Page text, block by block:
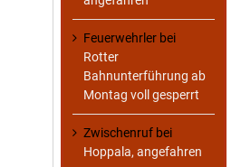
Feuerwehrler bei
Rotter
Bahnunterführung ab
Montag voll gesperrt
Zwischenruf bei
Hoppala, angefahren